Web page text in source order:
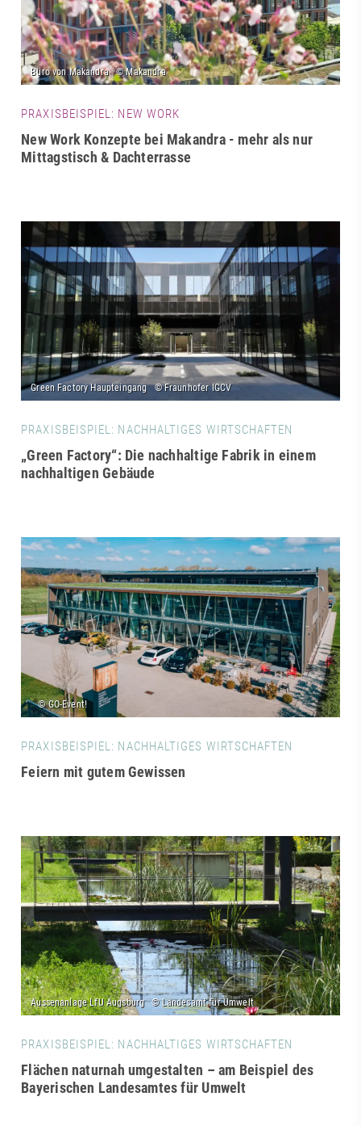
PRAXISBEISPIEL: NEW WORK
New Work Konzepte bei Makandra - mehr als nur
Mittagstisch & Dachterrasse
PRAXISBEISPIEL: NACHHALTIGES WIRTSCHAFTEN
„Green Factory“: Die nachhaltige Fabrik in einem
nachhaltigen Gebäude
PRAXISBEISPIEL: NACHHALTIGES WIRTSCHAFTEN
Feiern mit gutem Gewissen
PRAXISBEISPIEL: NACHHALTIGES WIRTSCHAFTEN
Flächen naturnah umgestalten – am Beispiel des
Bayerischen Landesamtes für Umwelt